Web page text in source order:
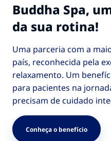
Buddha Spa,
da sua rotina!
Uma parceria com a
país, reconhecida pela
relaxamento. Um
para pacientes na
precisam de cuidado
Conheça o benefício